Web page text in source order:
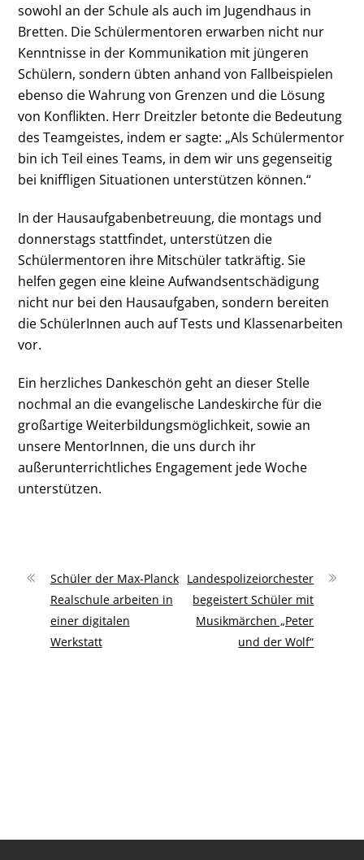
sowohl an der Schule als auch im Jugendhaus in
Bretten. Die Schülermentoren erwarben nicht nur
Kenntnisse in der Kommunikation mit jüngeren
Schülern, sondern übten anhand von Fallbeispielen
ebenso die Wahrung von Grenzen und die Lösung
von Konflikten. Herr Dreitzler betonte die Bedeutung
des Teamgeistes, indem er sagte: „Als Schülermentor
bin ich Teil eines Teams, in dem wir uns gegenseitig
bei kniffligen Situationen unterstützen können.“
In der Hausaufgabenbetreuung, die montags und
donnerstags stattfindet, unterstützen die
Schülermentoren ihre Mitschüler tatkräftig. Sie
helfen gegen eine kleine Aufwandsentschädigung
nicht nur bei den Hausaufgaben, sondern bereiten
die SchülerInnen auch auf Tests und Klassenarbeiten
vor.
Ein herzliches Dankeschön geht an dieser Stelle
nochmal an die evangelische Landeskirche für die
großartige Weiterbildungsmöglichkeit, sowie an
unsere MentorInnen, die uns durch ihr
außerunterrichtliches Engagement jede Woche
unterstützen.
Schüler der Max-Planck
Realschule arbeiten in
einer digitalen
Werkstatt
Landespolizeiorchester
begeistert Schüler mit
Musikmärchen „Peter
und der Wolf“